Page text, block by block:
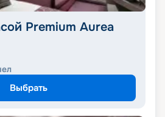
Premium Aurea
Выбрать